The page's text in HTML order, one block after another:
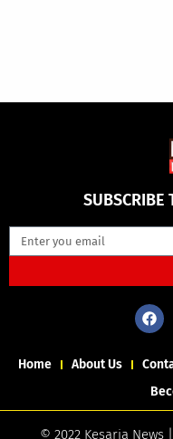
SUBSCRIBE
Home About Us
© 2022 Kesaria News